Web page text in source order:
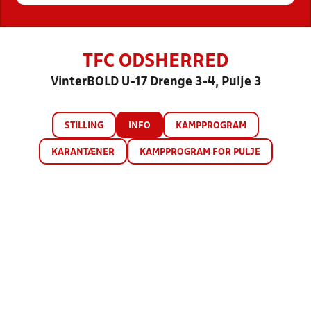
TFC ODSHERRED
VinterBOLD U-17 Drenge 3-4, Pulje 3
STILLING INFO KAMPPROGRAM
KARANTÆNER KAMPPROGRAM FOR PULJE